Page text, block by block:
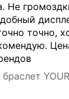
Не
точно,
YOUR